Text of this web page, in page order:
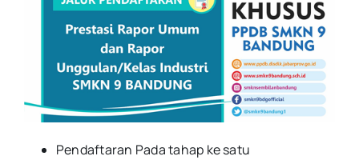
Pendaftaran Pada tahap ke satu